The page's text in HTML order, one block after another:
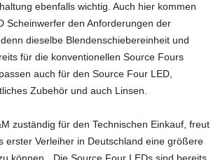
ebenfalls wichtig. Auch hier kommen
Scheinwerfer den Anforderungen der
dieselbe Blendenschiebereinheit und
für die konventionellen Source Fours
auch für den Source Four LED,
Zubehör und auch Linsen.
zuständig für den Technischen Einkauf, freut
erster Verleiher in Deutschland eine größere